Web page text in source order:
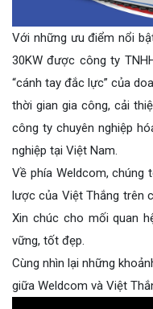
Với những ưu điểm nổi
30KW được công ty
“cánh tay đắc lực” của
thời gian gia công, cải
công ty chuyên nghiệp
nghiệp tại Việt Nam.
Về phía Weldcom, chúng
lược của Việt Thắng trên
Xin chúc cho mối quan
vững, tốt đẹp.
Cùng nhìn lại những
giữa Weldcom và Việt